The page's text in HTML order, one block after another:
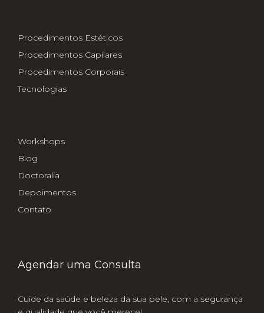
Procedimentos Estéticos
Procedimentos Capilares
Procedimentos Corporais
Tecnologias
Workshops
Blog
Doctoralia
Depoimentos
Contato
Agendar uma Consulta
Cuide da saúde e beleza da sua pele, com a segurança